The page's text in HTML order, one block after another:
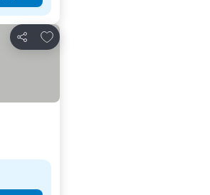
シェア
お気に入りに追加